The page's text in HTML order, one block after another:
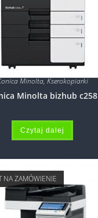
Minolta,Kserokopiarki
Minolta bizhub c258
Czytaj dalej
NA ZAMÓWIENIE